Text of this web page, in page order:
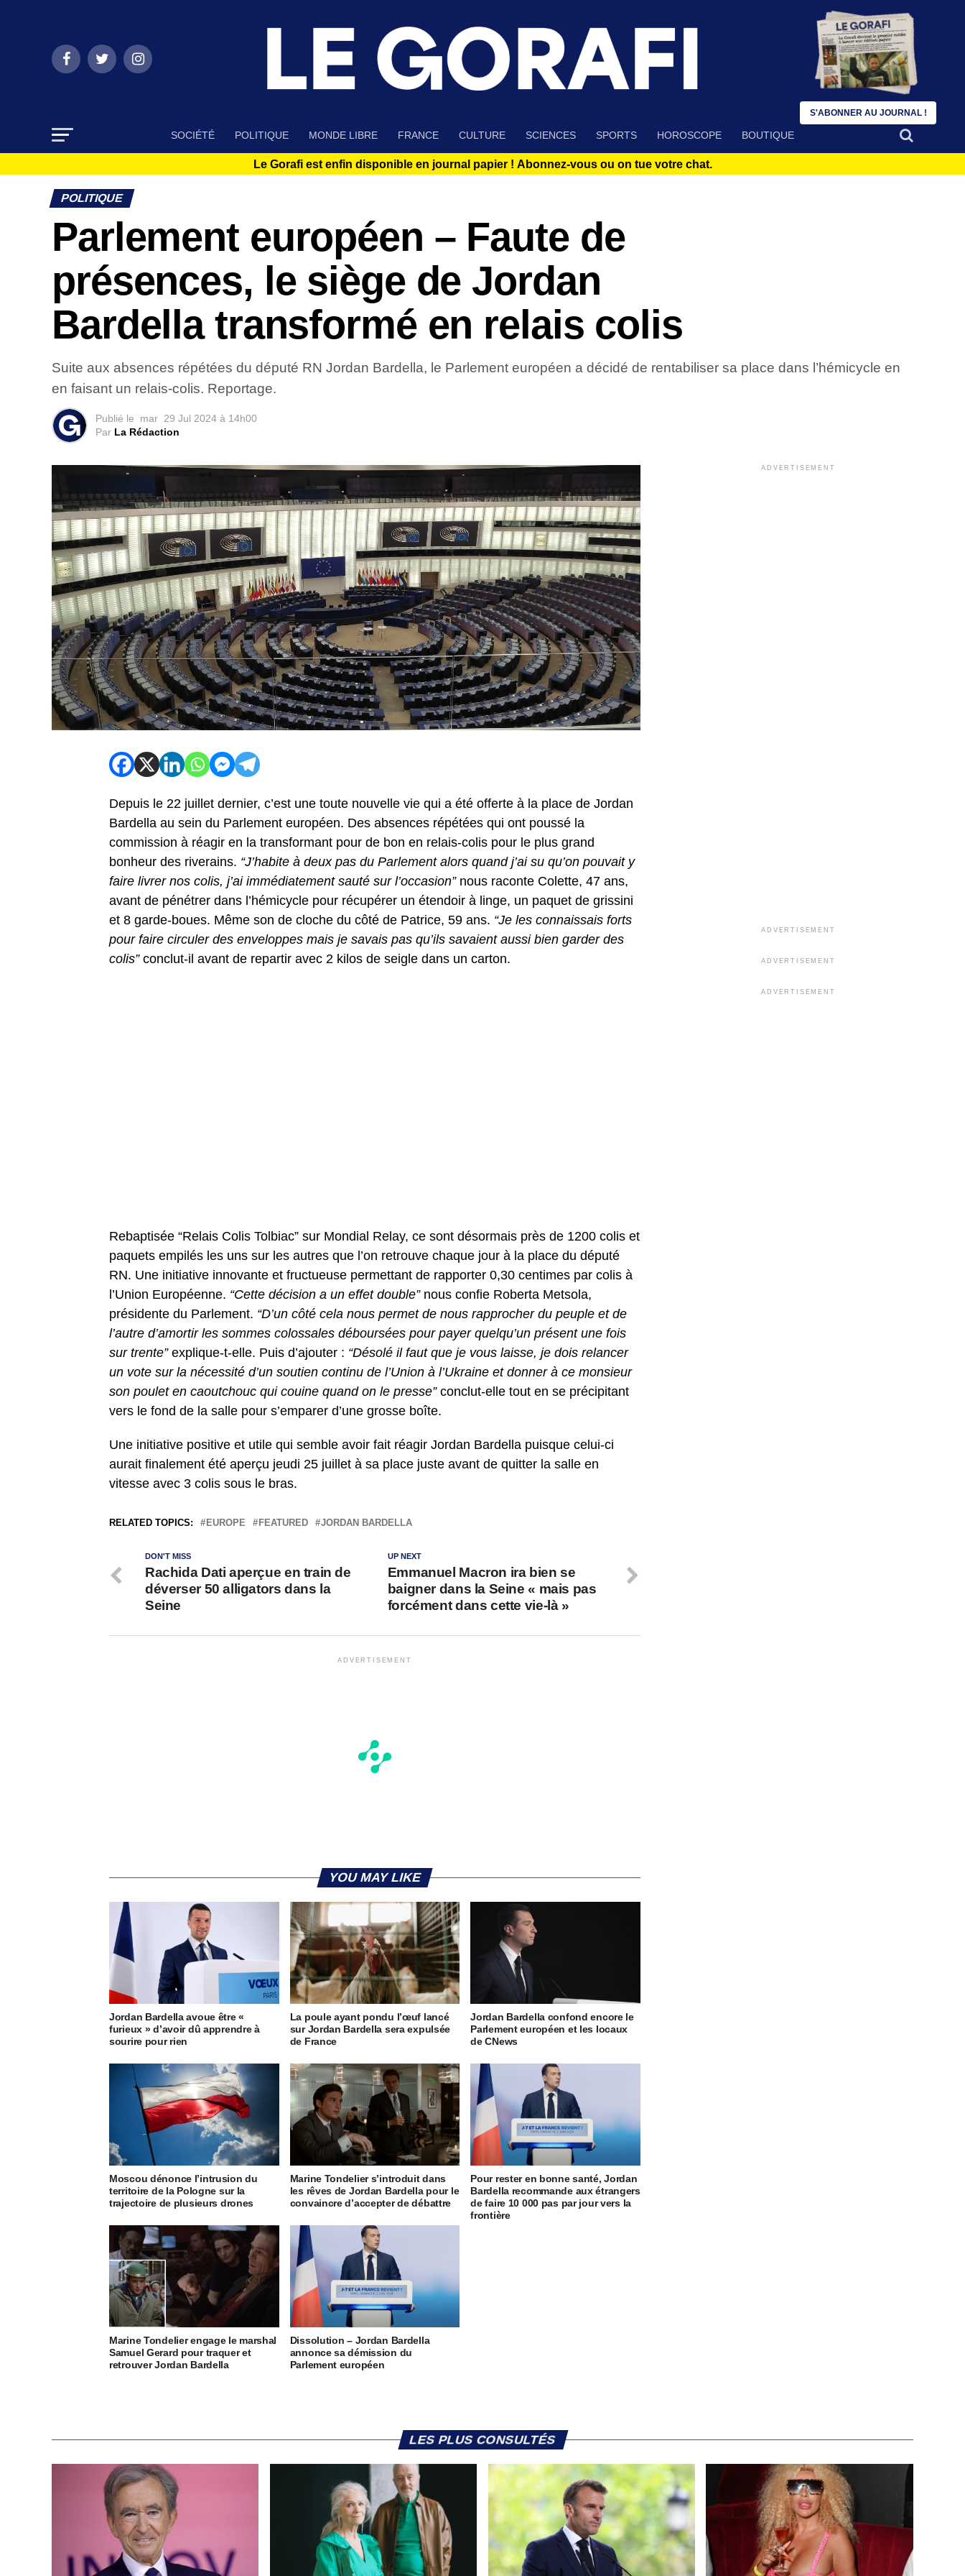
SOCIÉTÉ POLITIQUE MONDE LIBRE FRANCE CULTURE SCIENCES SPORTS HOROSCOPE BOUTIQUE
Le Gorafi est enfin disponible en journal papier ! Abonnez-vous ou on tue votre chat.
POLITIQUE
Parlement européen – Faute de
présences, le siège de Jordan
Bardella transformé en relais colis
Suite aux absences répétées du député RN Jordan Bardella, le Parlement européen a décidé de rentabiliser sa place dans l’hémicycle en
en faisant un relais-colis. Reportage.
Publié le mar 29 Jul 2024 à 14h00
Par La Rédaction
Depuis le 22 juillet dernier, c’est une toute nouvelle vie qui a été offerte à la place de Jordan
Bardella au sein du Parlement européen. Des absences répétées qui ont poussé la
commission à réagir en la transformant pour de bon en relais-colis pour le plus grand
bonheur des riverains. “J’habite à deux pas du Parlement alors quand j’ai su qu’on pouvait y
faire livrer nos colis, j’ai immédiatement sauté sur l’occasion”nous raconte Colette, 47 ans,
avant de pénétrer dans l’hémicycle pour récupérer un étendoir à linge, un paquet de grissini
et 8 garde-boues. Même son de cloche du côté de Patrice, 59 ans. “Je les connaissais forts
pour faire circuler des enveloppes mais je savais pas qu’ils savaient aussi bien garder des
colis”conclut-il avant de repartir avec 2 kilos de seigle dans un carton.
Rebaptisée “Relais Colis Tolbiac” sur Mondial Relay, ce sont désormais près de 1200 colis et
paquets empilés les uns sur les autres que l’on retrouve chaque jour à la place du député
RN. Une initiative innovante et fructueuse permettant de rapporter 0,30 centimes par colis à
l’Union Européenne. “Cette décision a un effet double”nous confie Roberta Metsola,
présidente du Parlement. “D’un côté cela nous permet de nous rapprocher du peuple et de
l’autre d’amortir les sommes colossales déboursées pour payer quelqu’un présent une fois
sur trente”explique-t-elle. Puis d’ajouter : “Désolé il faut que je vous laisse, je dois relancer
un vote sur la nécessité d’un soutien continu de l’Union à l’Ukraine et donner à ce monsieur
son poulet en caoutchouc qui couine quand on le presse”conclut-elle tout en se précipitant
vers le fond de la salle pour s’emparer d’une grosse boîte.
Une initiative positive et utile qui semble avoir fait réagir Jordan Bardella puisque celui-ci
aurait finalement été aperçu jeudi 25 juillet à sa place juste avant de quitter la salle en
vitesse avec 3 colis sous le bras.
RELATED TOPICS: EUROPE FEATURED JORDAN BARDELLA
UP NEXT
Emmanuel Macron ira bien se
baigner dans la Seine « mais pas
forcément dans cette vie-là »
DON'T MISS
Rachida Dati aperçue en train de
déverser 50 alligators dans la
Seine
ADVERTISEMENT
YOU MAY LIKE
Jordan Bardella avoue être «
furieux » d’avoir dû apprendre à
sourire pour rien
La poule ayant pondu l’œuf lancé
sur Jordan Bardella sera expulsée
de France
Jordan Bardella confond encore le
Parlement européen et les locaux
de CNews
Moscou dénonce l’intrusion du
territoire de la Pologne sur la
trajectoire de plusieurs drones
Marine Tondelier s’introduit dans
les rêves de Jordan Bardella pour le
convaincre d’accepter de débattre
Pour rester en bonne santé, Jordan
Bardella recommande aux étrangers
de faire 10 000 pas par jour vers la
frontière
Marine Tondelier engage le marshal
Samuel Gerard pour traquer et
retrouver Jordan Bardella
Dissolution – Jordan Bardella
annonce sa démission du
Parlement européen
ADVERTISEMENT
ADVERTISEMENT
ADVERTISEMENT
ADVERTISEMENT
LES PLUS CONSULTÉS
S'ABONNER AU JOURNAL !